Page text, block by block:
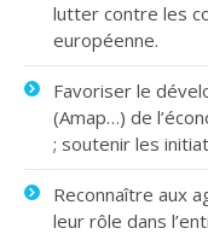
lutter contre les
européenne.
Favoriser le
(Amap…) de
; soutenir les
Reconnaître aux
leur rôle dans